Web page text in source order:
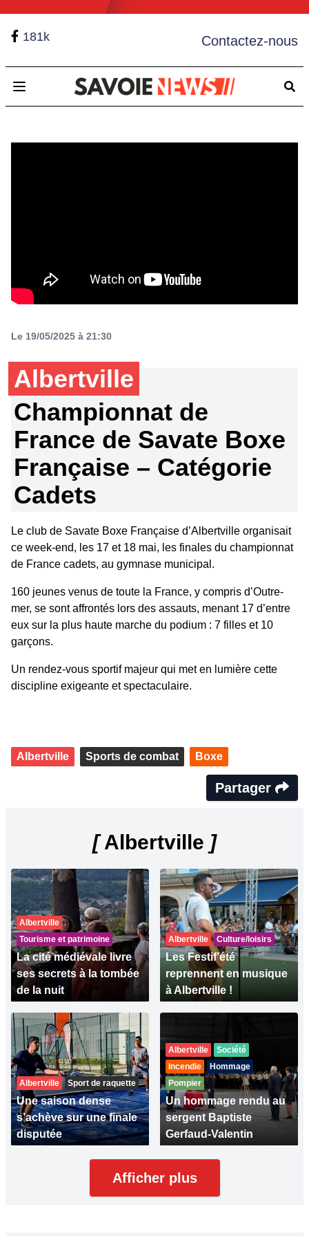
181k Contactez-nous
Open main menu
Le 19/05/2025 à 21:30
Albertville
Championnat de
France de Savate Boxe
Française – Catégorie
Cadets
Le club de Savate Boxe Française d’Albertville organisait
ce week-end, les 17 et 18 mai, les finales du championnat
de France cadets, au gymnase municipal.
160 jeunes venus de toute la France, y compris d’Outre-
mer, se sont affrontés lors des assauts, menant 17 d’entre
eux sur la plus haute marche du podium : 7 filles et 10
garçons.
Un rendez-vous sportif majeur qui met en lumière cette
discipline exigeante et spectaculaire.
Albertville Sports de combat Boxe
Partager
[Albertville ]
Albertville
Tourisme et patrimoine
La cité médiévale livre
ses secrets à la tombée
de la nuit
Albertville Culture/loisirs
Les Festif’été
reprennent en musique
à Albertville !
Albertville Sport de raquette
Une saison dense
s’achève sur une finale
disputée
Albertville
Société
Incendie
Hommage
Pompier
Un hommage rendu au
sergent Baptiste
Gerfaud-Valentin
Afficher plus